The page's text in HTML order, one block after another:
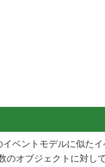
ベントモデルに似た
オブジェクトに対し